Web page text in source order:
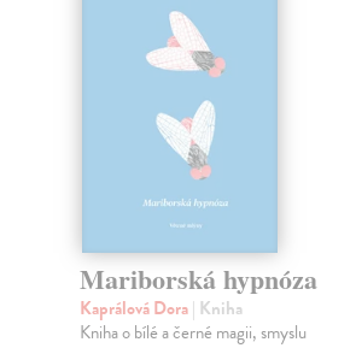
Mariborská hypnóza
Kaprálová Dora| Kniha
Kniha o bílé a černé magii, smyslu